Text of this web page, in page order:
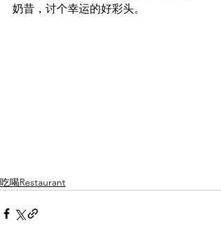
奶昔，讨个幸运的好彩头。
吃喝Restaurant